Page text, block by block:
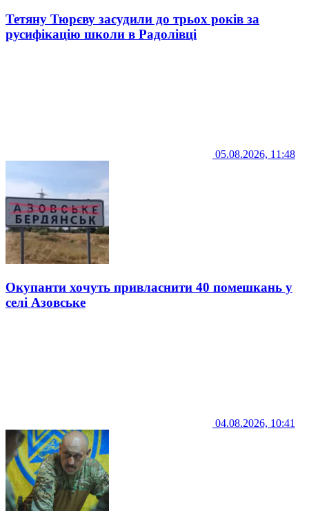
Тетяну Тюрєву засудили до трьох років за
русифікацію школи в Радолівці
05.08.2026, 11:48
Окупанти хочуть привласнити 40 помешкань у
селі Азовське
04.08.2026, 10:41